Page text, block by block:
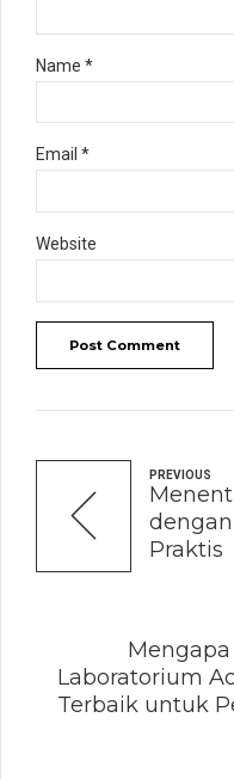
Name *
Email *
Website
Post Comment
PREVIOUS
Praktis
Laboratorium
Terbaik untuk